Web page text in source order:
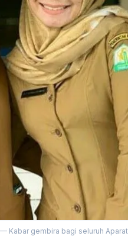
Kabar gembira bagi seluruh